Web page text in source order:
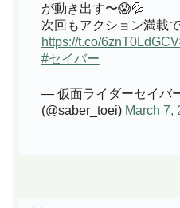
が動き出す〜😱💦
次回もアクション満載で
https://t.co/6znT0LdGCV
#セイバー
— 仮面ライダーセイバ
(@saber_toei) March 7,